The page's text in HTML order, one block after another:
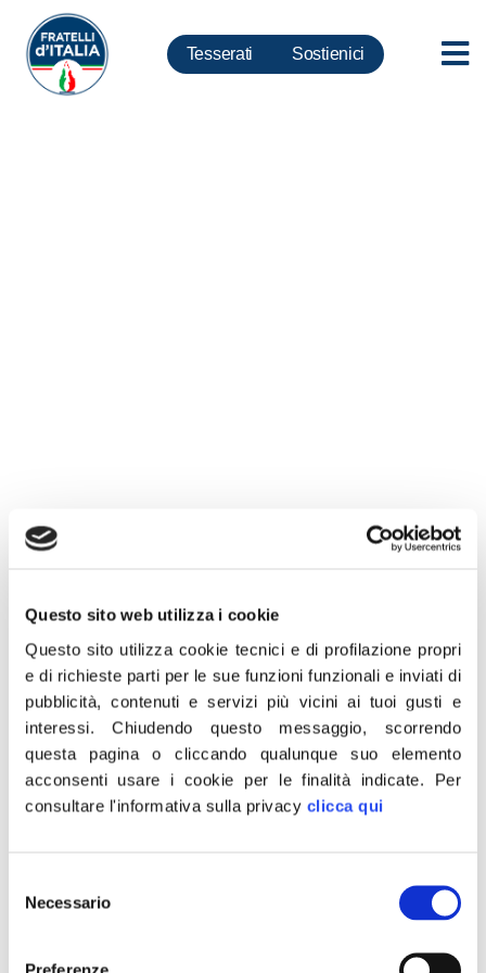
Questo sito web utilizza i cookie
Questo sito utilizza cookie tecnici e di profilazione propri
e di richieste parti per le sue funzioni funzionali e inviati di
pubblicità, contenuti e servizi più vicini ai tuoi gusti e
interessi.Chiudendo questo messaggio, scorrendo
questa pagina o cliccando qualunque suo elemento
acconsenti usare i cookie per le finalità indicate. Per
consultare l'informativa sulla privacy clicca qui
delNecessario
Tesserati Sostienici
10 Gennaio 2020
“La Bce ricorda agli incompetenti del governo Pd-M5S che
l’unica moneta a corso legale è il denaro contante e che,
pertanto, non ne può essere criminalizzato l’utilizzo per
favorire la moneta elettronica delle banche. Per facilitare il
lavoro agli improvvisati che ci ritroviamo al governo,
ricordo che è già depositata alla Camera una proposta di
legge, a prima firma Guido Crosetto, e al Senato, a mia
firma, che prevede di togliere qualsiasi limite all’uso del
contante, così come avviene oggi in Germania e in gran